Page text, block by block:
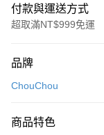
付款與運送方式
超取滿NT$999免運
信用卡一次付款
LINE Pay
品牌
ChouChou
商品特色